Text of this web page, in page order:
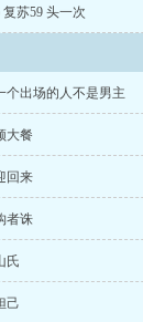
复苏59 头一次
个出场的人不是男主
大餐
回来
者诛
氏
己